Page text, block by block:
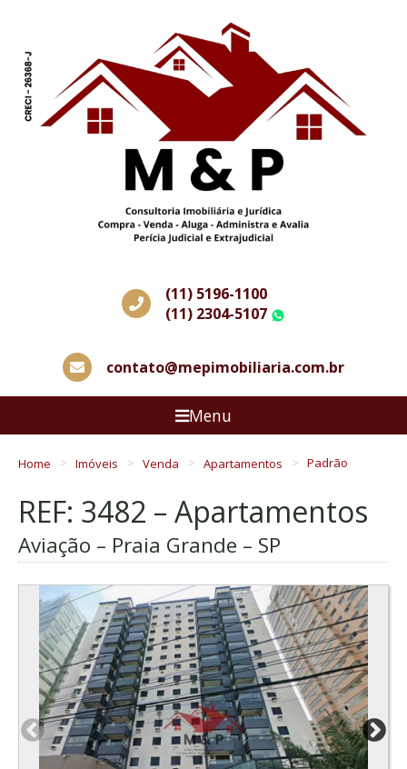
(11) 5196-1100
(11) 2304-5107
contato@mepimobiliaria.com.br
Menu
Home Imóveis Venda Apartamentos Padrão
REF: 3482 – Apartamentos
Aviação – Praia Grande – SP